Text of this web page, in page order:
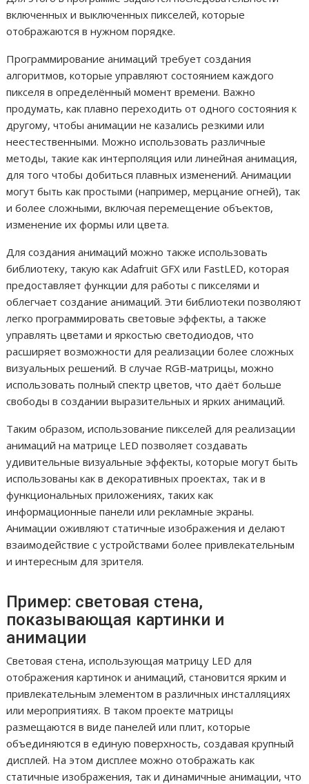
включенных и выключенных пикселей, которые
отображаются в нужном порядке.
Программирование анимаций требует создания
алгоритмов, которые управляют состоянием каждого
пикселя в определённый момент времени. Важно
продумать, как плавно переходить от одного состояния к
другому, чтобы анимации не казались резкими или
неестественными. Можно использовать различные
методы, такие как интерполяция или линейная анимация,
для того чтобы добиться плавных изменений. Анимации
могут быть как простыми (например, мерцание огней), так
и более сложными, включая перемещение объектов,
изменение их формы или цвета.
Для создания анимаций можно также использовать
библиотеку, такую как Adafruit GFX или FastLED, которая
предоставляет функции для работы с пикселями и
облегчает создание анимаций. Эти библиотеки позволяют
легко программировать световые эффекты, а также
управлять цветами и яркостью светодиодов, что
расширяет возможности для реализации более сложных
визуальных решений. В случае RGB-матрицы, можно
использовать полный спектр цветов, что даёт больше
свободы в создании выразительных и ярких анимаций.
Таким образом, использование пикселей для реализации
анимаций на матрице LED позволяет создавать
удивительные визуальные эффекты, которые могут быть
использованы как в декоративных проектах, так и в
функциональных приложениях, таких как
информационные панели или рекламные экраны.
Анимации оживляют статичные изображения и делают
взаимодействие с устройствами более привлекательным
и интересным для зрителя.
Пример: световая стена,
показывающая картинки и
анимации
Световая стена, использующая матрицу LED для
отображения картинок и анимаций, становится ярким и
привлекательным элементом в различных инсталляциях
или мероприятиях. В таком проекте матрицы
размещаются в виде панелей или плит, которые
объединяются в единую поверхность, создавая крупный
дисплей. На этом дисплее можно отображать как
статичные изображения, так и динамичные анимации, что